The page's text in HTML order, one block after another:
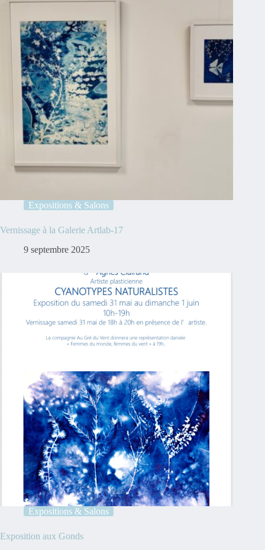
Expositions & Salons
Vernissage à la Galerie Artlab-17
9 septembre 2025
Expositions & Salons
Exposition aux Gonds